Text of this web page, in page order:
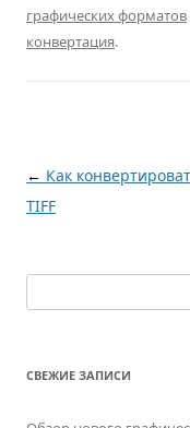
графических форматов
конвертация.
Навигация по
← Как
TIFF
СВЕЖИЕ ЗАПИСИ